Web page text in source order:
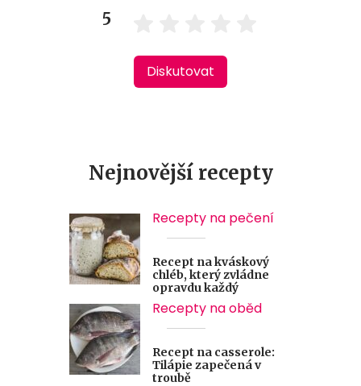
5
Diskutovat
Nejnovější recepty
Recepty na pečení
Recept na kváskový
chléb, který zvládne
opravdu každý
Recepty na oběd
Recept na casserole:
Tilápie zapečená v
troubě